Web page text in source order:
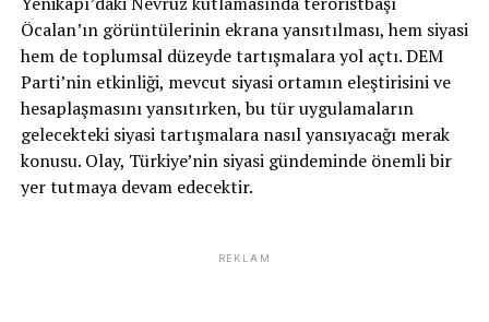
Öcalan’ın görüntülerinin ekrana yansıtılması, hem siyasi
hem de toplumsal düzeyde tartışmalara yol açtı. DEM
Parti’nin etkinliği, mevcut siyasi ortamın eleştirisini ve
hesaplaşmasını yansıtırken, bu tür uygulamaların
gelecekteki siyasi tartışmalara nasıl yansıyacağı merak
konusu. Olay, Türkiye’nin siyasi gündeminde önemli bir
yer tutmaya devam edecektir.
REKLAM